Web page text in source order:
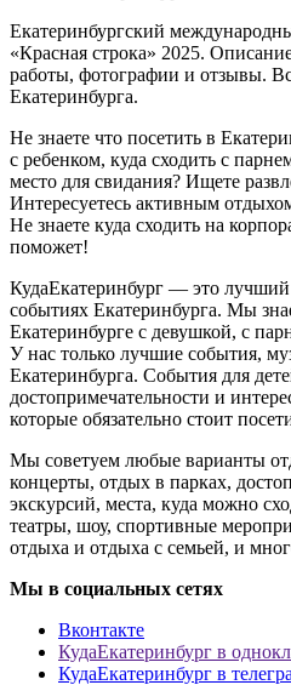
Екатеринбургский
«Красная строка» 2025.
работы, фотографии и отзывы.
Екатеринбурга.
Не знаете что посетить в
с ребенком, куда сходить с
место для свидания? Ищете
Интересуетесь активным
Не знаете куда сходить на
поможет!
КудаЕкатеринбург — это
событиях Екатеринбурга. Мы
Екатеринбурге с девушкой, с
У нас только лучшие события,
Екатеринбурга. События для
достопримечательности и
которые обязательно стоит
Мы советуем любые варианты
концерты, отдых в парках,
экскурсий, места, куда можно
театры, шоу, спортивные
отдыха и отдыха с семьей, и
Мы в социальных сетях
Вконтакте
КудаЕкатеринбург в
КудаЕкатеринбург в